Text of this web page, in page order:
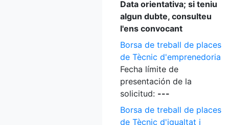
Data orientativa; si teniu
algun dubte, consulteu
l'ens convocant
Borsa de treball de places
de Tècnic d'emprenedoria
Fecha límite de
presentación de la
solicitud: ---
Borsa de treball de places
de Tècnic d'igualtat i